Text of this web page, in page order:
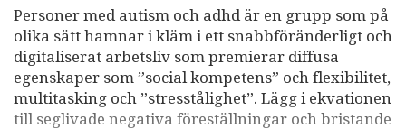
Personer med autism och adhd är en grupp som på
olika sätt hamnar i kläm i ett snabbföränderligt och
digitaliserat arbetsliv som premierar diffusa
egenskaper som ”social kompetens” och flexibilitet,
multitasking och ”stresstålighet”. Lägg i ekvationen
till seglivade negativa föreställningar och bristande